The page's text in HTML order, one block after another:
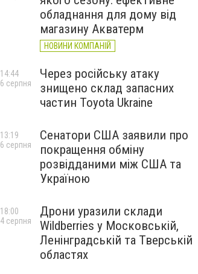
обладнання для дому від
магазину Акватерм
НОВИНИ КОМПАНІЙ
Через російську атаку
знищено склад запасних
частин Toyota Ukraine
14:44
6 серпня
Сенатори США заявили про
покращення обміну
розвідданими між США та
Україною
13:19
6 серпня
Дрони уразили склади
Wildberries у Московській,
Ленінградській та Тверській
областях
18:00
4 серпня